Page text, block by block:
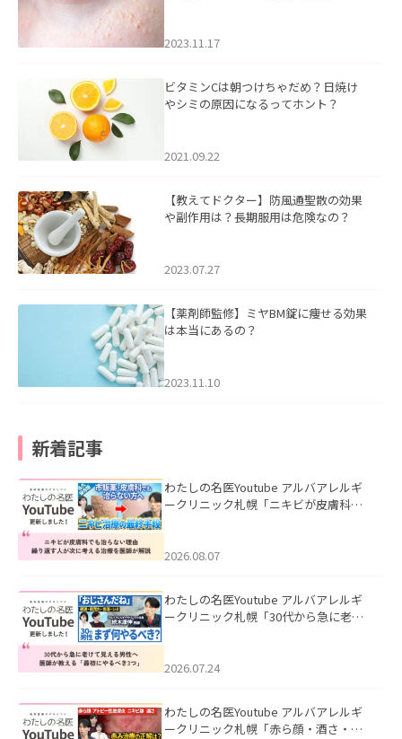
2023.11.17
ビタミンCは朝つけちゃだめ？日焼け
やシミの原因になるってホント？
2021.09.22
【教えてドクター】防風通聖散の効果
や副作用は？長期服用は危険なの？
2023.07.27
【薬剤師監修】ミヤBM錠に痩せる効果
は本当にあるの？
2023.11.10
新着記事
わたしの名医Youtube アルバアレルギ
ークリニック札幌「ニキビが皮膚科で
ました。
2026.08.07
わたしの名医Youtube アルバアレルギ
ークリニック札幌「30代から急に老け
た。
2026.07.24
わたしの名医Youtube アルバアレルギ
ークリニック札幌「赤ら顔・酒さ・ニ